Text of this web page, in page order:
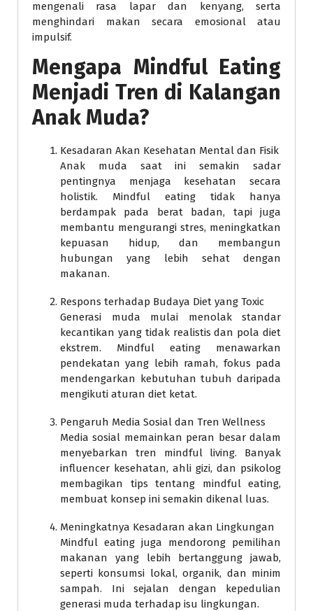
mengenali rasa lapar dan kenyang, serta
menghindari makan secara emosional atau
impulsif.
Mengapa Mindful Eating
Menjadi Tren di Kalangan
Anak Muda?
Kesadaran Akan Kesehatan Mental dan Fisik
Anak muda saat ini semakin sadar
pentingnya menjaga kesehatan secara
holistik. Mindful eating tidak hanya
berdampak pada berat badan, tapi juga
membantu mengurangi stres, meningkatkan
kepuasan hidup, dan membangun
hubungan yang lebih sehat dengan
makanan.
Respons terhadap Budaya Diet yang Toxic
Generasi muda mulai menolak standar
kecantikan yang tidak realistis dan pola diet
ekstrem. Mindful eating menawarkan
pendekatan yang lebih ramah, fokus pada
mendengarkan kebutuhan tubuh daripada
mengikuti aturan diet ketat.
Pengaruh Media Sosial dan Tren Wellness
Media sosial memainkan peran besar dalam
menyebarkan tren mindful living. Banyak
influencer kesehatan, ahli gizi, dan psikolog
membagikan tips tentang mindful eating,
membuat konsep ini semakin dikenal luas.
Meningkatnya Kesadaran akan Lingkungan
Mindful eating juga mendorong pemilihan
makanan yang lebih bertanggung jawab,
seperti konsumsi lokal, organik, dan minim
sampah. Ini sejalan dengan kepedulian
generasi muda terhadap isu lingkungan.